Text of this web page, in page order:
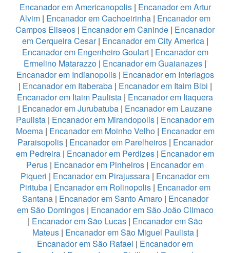
Encanador em Americanopolis | Encanador em Artur
Alvim | Encanador em Cachoeirinha | Encanador em
Campos Eliseos | Encanador em Caninde | Encanador
em Cerqueira Cesar| Encanador em City America |
Encanador em Engenheiro Goulart | Encanador em
Ermelino Matarazzo | Encanador em Guaianazes |
Encanador em Indianopolis| Encanador em Interlagos
| Encanador em Itaberaba| Encanador em Itaim Bibi |
Encanador em Itaim Paulista | Encanador em Itaquera
| Encanador em Jurubatuba | Encanador em Lauzane
Paulista | Encanador em Mirandopolis | Encanador em
Moema| Encanador em Moinho Velho | Encanador em
Paraisopolis| Encanador em Parelheiros| Encanador
em Pedreira | Encanador em Perdizes | Encanador em
Perus | Encanador em Pinheiros | Encanador em
Piqueri | Encanador em Pirajussara | Encanador em
Pirituba | Encanador em Rolinopolis | Encanador em
Santana| Encanador em Santo Amaro| Encanador
em São Domingos| Encanador em São João Climaco
| Encanador em São Lucas| Encanador em São
Mateus | Encanador em São Miguel Paulista|
Encanador em São Rafael | Encanador em